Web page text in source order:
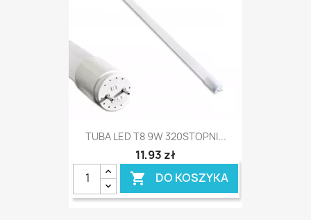
TUBA LED T8 9W 320STOPNI...
11,93 zł
 DO KOSZYKA